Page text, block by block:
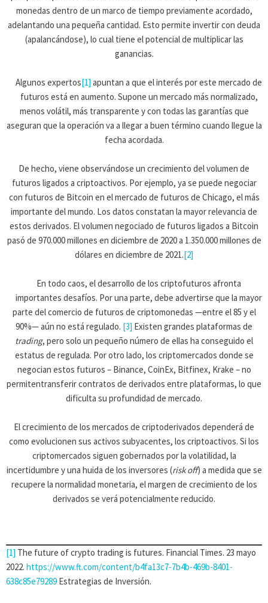
monedas dentro de un marco de tiempo previamente acordado,
adelantando una pequeña cantidad. Esto permite invertir con deuda
(apalancándose), lo cual tiene el potencial de multiplicar las
ganancias.
Algunos expertos[1] apuntan a que el interés por este mercado de
futuros está en aumento. Supone un mercado más normalizado,
menos volátil, más transparente y con todas las garantías que
aseguran que la operación va a llegar a buen término cuando llegue la
fecha acordada.
De hecho, viene observándose un crecimiento del volumen de
futuros ligados a criptoactivos. Por ejemplo, ya se puede negociar
con futuros de Bitcoin en el mercado de futuros de Chicago, el más
importante del mundo. Los datos constatan la mayor relevancia de
estos derivados. El volumen negociado de futuros ligados a Bitcoin
pasó de 970.000 millones en diciembre de 2020 a 1.350.000 millones de
dólares en diciembre de 2021.[2]
En todo caos, el desarrollo de los criptofuturos afronta
importantes desafíos. Por una parte, debe advertirse que la mayor
parte del comercio de futuros de criptomonedas —entre el 85 y el
90%— aún no está regulado. [3] Existen grandes plataformas de
trading, pero solo un pequeño número de ellas ha conseguido el
estatus de regulada. Por otro lado, los criptomercados donde se
negocian estos futuros – Binance, CoinEx, Bitfinex, Krake – no
permitentransferir contratos de derivados entre plataformas, lo que
dificulta su profundidad de mercado.
El crecimiento de los mercados de criptoderivados dependerá de
como evolucionen sus activos subyacentes, los criptoactivos. Si los
criptomercados siguen gobernados por la volatilidad, la
incertidumbre y una huida de los inversores (risk off) a medida que se
recupere la normalidad monetaria, el margen de crecimiento de los
derivados se verá potencialmente reducido.
[1] The future of crypto trading is futures. Financial Times. 23 mayo
2022. https://www.ft.com/content/b4fa13c7-7b4b-469b-8401-
638c85e79289 Estrategias de Inversión.